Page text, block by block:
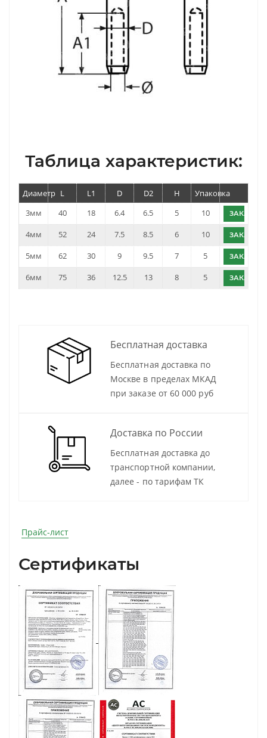
Таблица характеристик:
Диаметр L L1 D D2 H
Упаковка
3мм
40 18 6.4 6.5 5 10 ЗАКАЗАТЬ
4мм 52 24 7.5 8.5 6 10 ЗАКАЗАТЬ
5мм 62 30 9 9.5 7 5 ЗАКАЗАТЬ
6мм 75 36 12.5 13 8 5 ЗАКАЗАТЬ
Бесплатная доставка
Бесплатная доставка по
Москве в пределах МКАД
при заказе от 60 000 руб
Доставка по России
Бесплатная доставка до
транспортной компании,
далее - по тарифам ТК
Прайс-лист
Сертификаты